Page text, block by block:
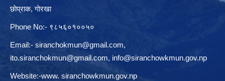
छाेप्राक, गाेरखा
Phone No:- ९८५६०१००५०
Email:- siranchokmun@gmail.com,
ito.siranchokmun@gmail.com, info@siranchowkmun.gov.np
Website:-www. siranchowkmun.gov.np